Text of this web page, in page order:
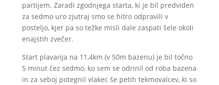
partijem. Zaradi zgodnjega starta, ki je bil predviden
za sedmo uro zjutraj smo se hitro odpravili v
posteljo, kjer pa so težke misli dale zaspati šele okoli
enajstih zvečer.
Start plavanja na 11,4km (v 50m bazenu) je bil točno
5 minut čez sedmo, ko sem se odrinil od roba bazena
in za seboj potegnil vlakec še petih tekmovalcev, ki so